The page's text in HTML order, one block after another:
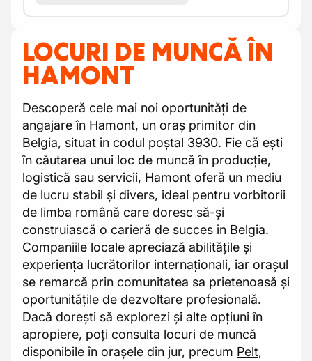
LOCURI DE MUNCĂ ÎN
HAMONT
Descoperă cele mai noi oportunități de
angajare în Hamont, un oraș primitor din
Belgia, situat în codul poștal 3930. Fie că ești
în căutarea unui loc de muncă în producție,
logistică sau servicii, Hamont oferă un mediu
de lucru stabil și divers, ideal pentru vorbitorii
de limba română care doresc să-și
construiască o carieră de succes în Belgia.
Companiile locale apreciază abilitățile și
experiența lucrătorilor internaționali, iar orașul
se remarcă prin comunitatea sa prietenoasă și
oportunitățile de dezvoltare profesională.
Dacă dorești să explorezi și alte opțiuni în
apropiere, poți consulta locuri de muncă
disponibile în orașele din jur, precum Pelt,